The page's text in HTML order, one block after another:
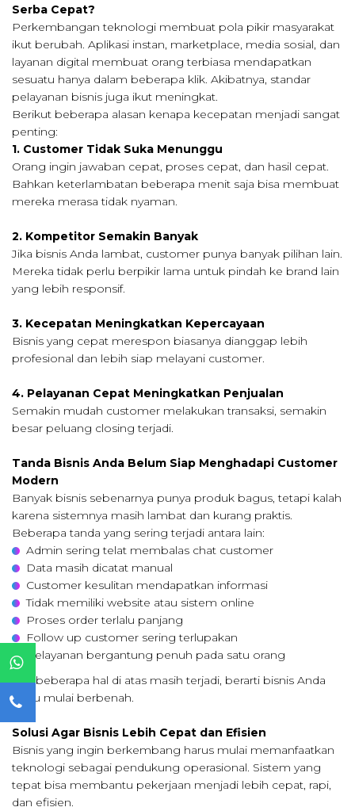
Serba Cepat?
Perkembangan teknologi membuat pola pikir masyarakat
ikut berubah. Aplikasi instan, marketplace, media sosial, dan
layanan digital membuat orang terbiasa mendapatkan
sesuatu hanya dalam beberapa klik. Akibatnya, standar
pelayanan bisnis juga ikut meningkat.
Berikut beberapa alasan kenapa kecepatan menjadi sangat
penting:
1. Customer Tidak Suka Menunggu
Orang ingin jawaban cepat, proses cepat, dan hasil cepat.
Bahkan keterlambatan beberapa menit saja bisa membuat
mereka merasa tidak nyaman.
2. Kompetitor Semakin Banyak
Jika bisnis Anda lambat, customer punya banyak pilihan lain.
Mereka tidak perlu berpikir lama untuk pindah ke brand lain
yang lebih responsif.
3. Kecepatan Meningkatkan Kepercayaan
Bisnis yang cepat merespon biasanya dianggap lebih
profesional dan lebih siap melayani customer.
4. Pelayanan Cepat Meningkatkan Penjualan
Semakin mudah customer melakukan transaksi, semakin
besar peluang closing terjadi.
Tanda Bisnis Anda Belum Siap Menghadapi Customer
Modern
Banyak bisnis sebenarnya punya produk bagus, tetapi kalah
karena sistemnya masih lambat dan kurang praktis.
Beberapa tanda yang sering terjadi antara lain:
Admin sering telat membalas chat customer
Data masih dicatat manual
Customer kesulitan mendapatkan informasi
Tidak memiliki website atau sistem online
Proses order terlalu panjang
Follow up customer sering terlupakan
Pelayanan bergantung penuh pada satu orang
Jika beberapa hal di atas masih terjadi, berarti bisnis Anda
perlu mulai berbenah.
Solusi Agar Bisnis Lebih Cepat dan Efisien
Bisnis yang ingin berkembang harus mulai memanfaatkan
teknologi sebagai pendukung operasional. Sistem yang
tepat bisa membantu pekerjaan menjadi lebih cepat, rapi,
dan efisien.